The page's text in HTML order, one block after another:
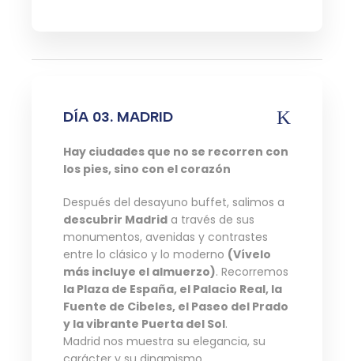
DÍA 03. MADRID
Hay ciudades que no se recorren con
los pies, sino con el corazón
Después del desayuno buffet, salimos a
descubrir Madrid a través de sus
monumentos, avenidas y contrastes
entre lo clásico y lo moderno (Vívelo
más incluye el almuerzo). Recorremos
la Plaza de España, el Palacio Real, la
Fuente de Cibeles, el Paseo del Prado
y la vibrante Puerta del Sol.
Madrid nos muestra su elegancia, su